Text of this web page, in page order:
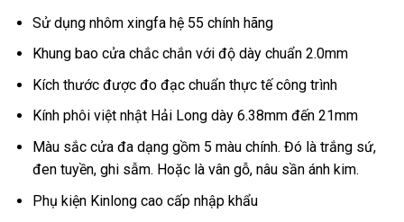
Sử dụng nhôm xingfa hệ 55 chính hãng
Khung bao cửa chắc chắn với độ dày chuẩn 2.0mm
Kích thước được đo đạc chuẩn thực tế công trình
Kính phôi việt nhật Hải Long dày 6.38mm đến 21mm
Màu sắc cửa đa dạng gồm 5 màu chính. Đó là trắng sứ,
đen tuyền, ghi sẫm. Hoặc là vân gỗ, nâu sần ánh kim.
Phụ kiện Kinlong cao cấp nhập khẩu